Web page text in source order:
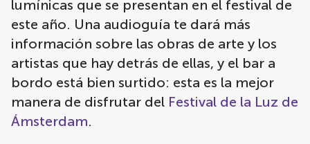
lumínicas que se presentan en el festival de
este año. Una audioguía te dará más
información sobre las obras de arte y los
artistas que hay detrás de ellas, y el bar a
bordo está bien surtido: esta es la mejor
manera de disfrutar del Festival de la Luz de
Ámsterdam.